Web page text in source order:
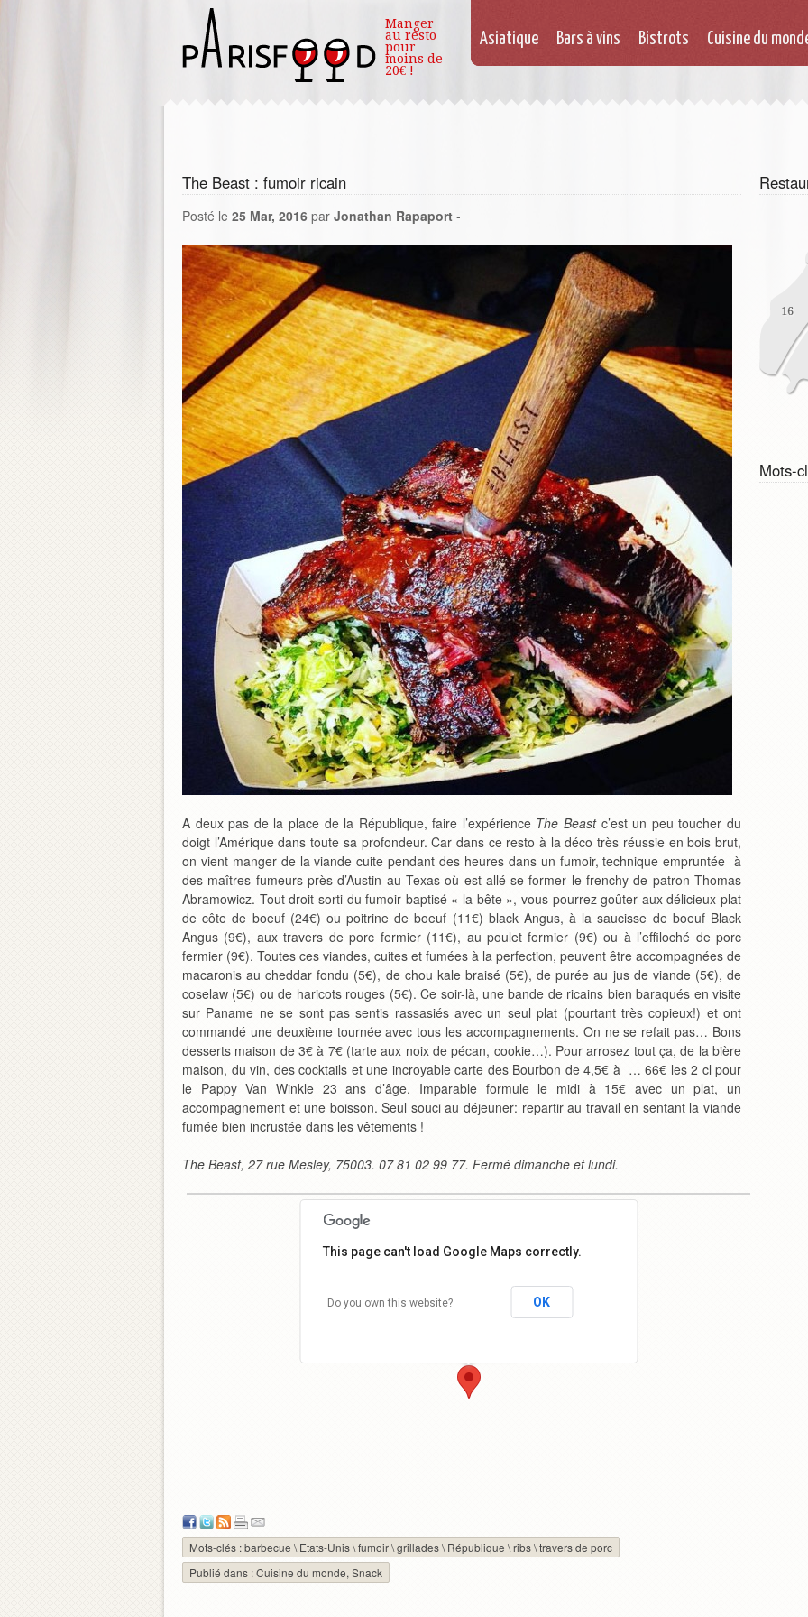
Manger
au resto
pour
moins de
20€ !
Asiatique Bars à vins Bistrots Cuisine du
The Beast : fumoir ricain
Posté le 25 Mar, 2016 par Jonathan Rapaport -
A deux pas de la place de la République, faire l’expérience The Beastc’est un peu toucher du
doigt l’Amérique dans toute sa profondeur. Car dans ce resto à la déco très réussie en bois brut,
on vient manger de la viande cuite pendant des heures dans un fumoir, technique empruntée à
des maîtres fumeurs près d’Austin au Texas où est allé se former le frenchy de patron Thomas
Abramowicz. Tout droit sorti du fumoir baptisé « la bête », vous pourrez goûter aux délicieux plat
de côte de boeuf (24€) ou poitrine de boeuf (11€) black Angus, à la saucisse de boeuf Black
Angus (9€), aux travers de porc fermier (11€), au poulet fermier (9€) ou à l’effiloché de porc
fermier (9€). Toutes ces viandes, cuites et fumées à la perfection, peuvent être accompagnées de
macaronis au cheddar fondu (5€), de chou kale braisé (5€), de purée au jus de viande (5€), de
coselaw (5€) ou de haricots rouges (5€). Ce soir-là, une bande de ricains bien baraqués en visite
sur Paname ne se sont pas sentis rassasiés avec un seul plat (pourtant très copieux!) et ont
commandé une deuxième tournée avec tous les accompagnements. On ne se refait pas… Bons
desserts maison de 3€ à 7€ (tarte aux noix de pécan, cookie…). Pour arrosez tout ça, de la bière
maison, du vin, des cocktails et une incroyable carte des Bourbon de 4,5€ à … 66€ les 2 cl pour
le Pappy Van Winkle 23 ans d’âge. Imparable formule le midi à 15€ avec un plat, un
accompagnement et une boisson. Seul souci au déjeuner: repartir au travail en sentant la viande
fumée bien incrustée dans les vêtements !
The Beast, 27 rue Mesley, 75003. 07 81 02 99 77. Fermé dimanche et lundi.
27 Rue Meslay
This page can't load Google Maps correctly.
Do you own this website? OK
Mots-clés :barbecue \ Etats-Unis\fumoir\grillades\ République \ribs\travers de porc
Publié dans :Cuisine du monde, Snack
Mots-